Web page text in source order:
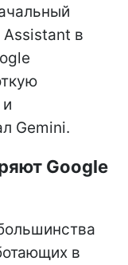
Assistant в
Gemini.
Google
в